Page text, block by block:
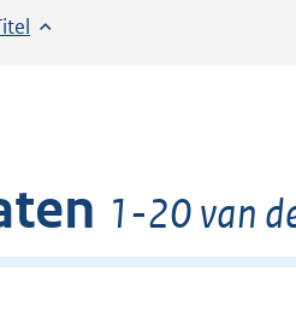
op:
oplopend
1-20 van